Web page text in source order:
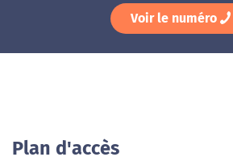
Voir le numéro
Plan d'accès